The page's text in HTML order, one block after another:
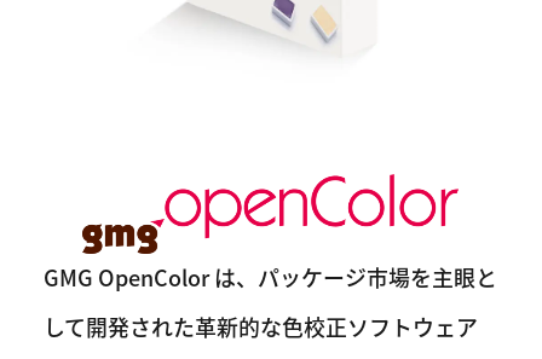
GMG OpenColor は、パッケージ市場を主眼と
して開発された革新的な色校正ソフトウェア